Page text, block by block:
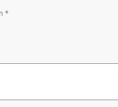
*